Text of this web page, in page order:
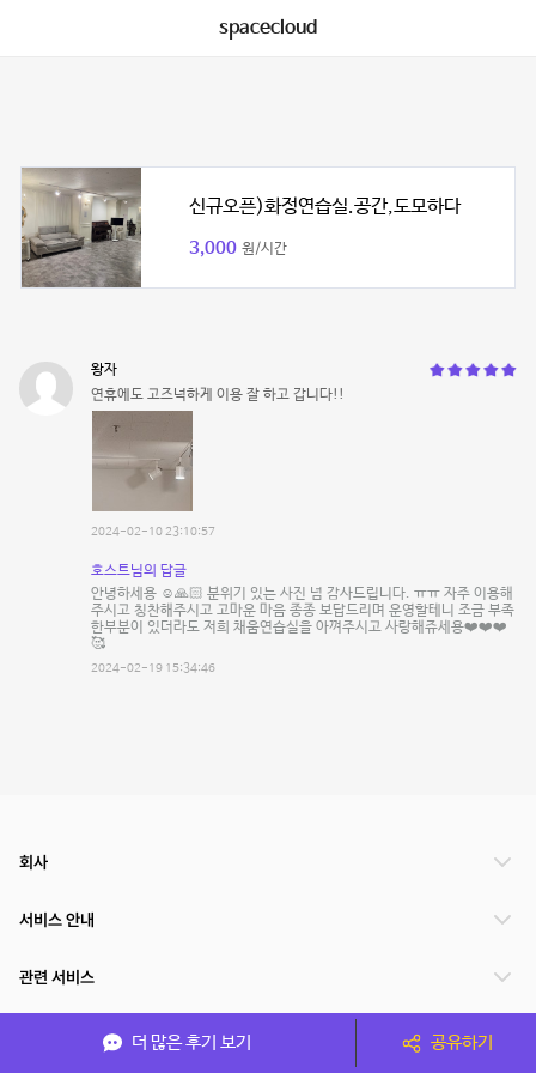
spacecloud
신규오픈)화정연습실.공간,도모하다
3,000 원/시간
왕자
연휴에도 고즈넉하게 이용 잘 하고 갑니다!!
2024-02-10 23:10:57
호스트님의 답글
안녕하세용 ☺️🙏🏻 분위기 있는 사진 넘 감사드립니다. ㅠㅠ 자주 이용해
주시고 칭찬해주시고 고마운 마음 종종 보답드리며 운영할테니 조금 부족
한부분이 있더라도 저희 채움연습실을 아껴주시고 사랑해쥬세용❤️❤️❤️
🥰
2024-02-19 15:34:46
더 많은 후기 보기 공유하기
회사
서비스 안내
관련 서비스